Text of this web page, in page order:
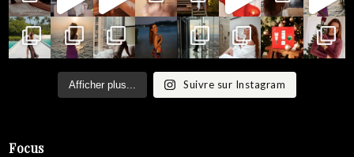
Afficher plus... Suivre sur Instagram
Focus